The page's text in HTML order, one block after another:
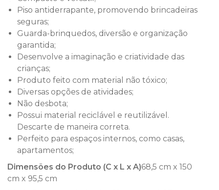
Piso antiderrapante, promovendo brincadeiras
seguras;
Guarda-brinquedos, diversão e organização
garantida;
Desenvolve a imaginação e criatividade das
crianças;
Produto feito com material não tóxico;
Diversas opções de atividades;
Não desbota;
Possui material reciclável e reutilizável.
Descarte de maneira correta.
Perfeito para espaços internos, como casas,
apartamentos;
Dimensões do Produto (C x L x A)‎68,5 cm x 150
cm x 95,5 cm